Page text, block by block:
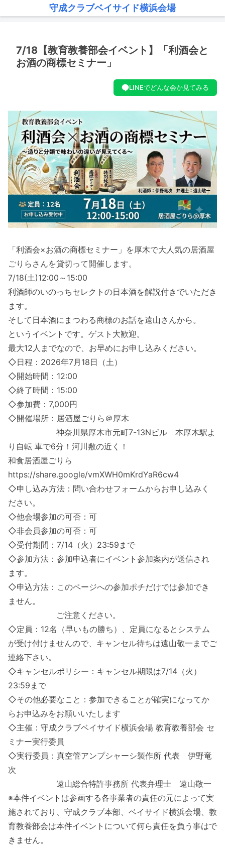
守成クラブベイサイド横浜会場
7/18【教育教養部会イベント】「利酒会と
お酒の商標セミナー」
LINEでどんな会か見てみる
「利酒会×お酒の商標セミナー」を厚木で大人気の居酒屋
ごりらさんを貸切って開催します。
7/18(土)12:00～15:00
利酒師のいのっちセレクトの日本酒を解説付きでいただき
ます。
そして日本酒にまつわる商標のお話を遠山さんから。
というイベントです。ゲスト大歓迎。
最大12人までなので、お早めにお申し込みください。
◇日程：2026年7月18日（土）
◇開始時間：12:00
◇終了時間：15:00
◇参加費：7,000円
◇開催場所：居酒屋ごりら＠厚木
神奈川県厚木市元町7-13Nビル 本厚木駅よ
り自転 車で6分！河川敷の近く！
和食居酒屋ごりら
https://share.google/vmXWH0mKrdYaR6cw4
◇申し込み方法：問い合わせフォームからお申し込みく
ださい。
◇他会場参加の可否：可
◇非会員参加の可否：可
◇受付期間：7/14（火）23:59まで
◇参加方法：参加申込者にイベント参加案内が送信され
ます。
◇申込方法：このページへの参加ポチだけでは参加でき
ません。
ご注意ください。
◇定員：12名（早いもの勝ち）、定員になるとシステム
が受け付けませんので、キャンセル待ちは遠山敬一までご
連絡下さい。
◇キャンセルポリシー：キャンセル期限は7/14（火）
23:59まで
◇その他必要なこと：参加できることが確実になってか
らお申込みをお願いいたします
◇主催：守成クラブベイサイド横浜会場 教育教養部会 セ
ミナー実行委員
◇実行委員：真空管アンプシャーシ製作所 代表 伊野竜
次
遠山総合特許事務所 代表弁理士 遠山敬一
※本件イベントは参画する各事業者の責任の元によって実
施されており、守成クラブ本部、ベイサイド横浜会場、教
育教養部会は本件イベントについて何ら責任を負う事はで
きません。